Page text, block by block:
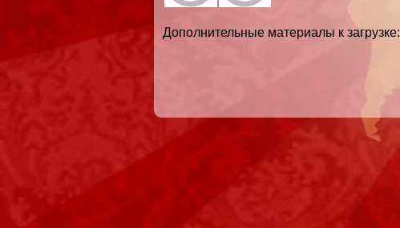
Дополнительные материалы к загрузке: